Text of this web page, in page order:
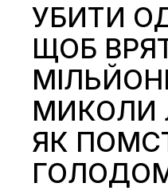
УБИТИ
ЩОБ
МИКОЛИ
ЯК